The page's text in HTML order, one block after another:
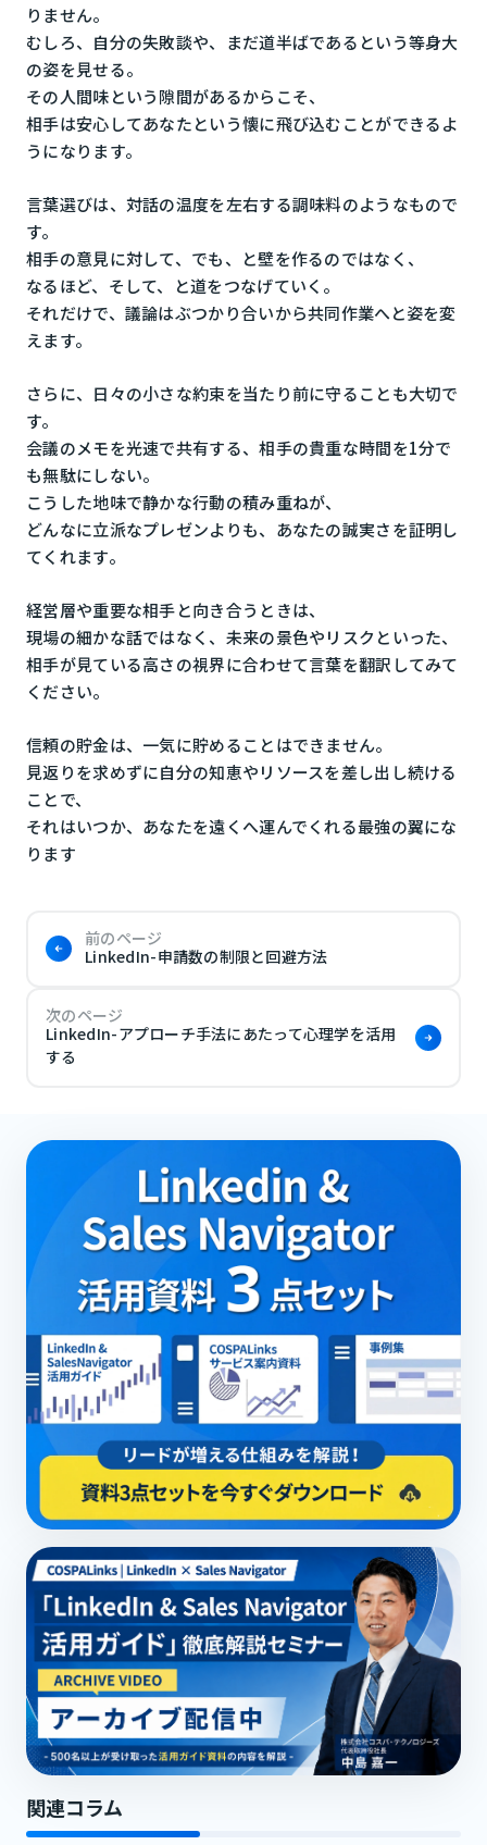
りません。
むしろ、自分の失敗談や、まだ道半ばであるという等身大
の姿を見せる。
その人間味という隙間があるからこそ、
相手は安心してあなたという懐に飛び込むことができるよ
うになります。
言葉選びは、対話の温度を左右する調味料のようなもので
す。
相手の意見に対して、でも、と壁を作るのではなく、
なるほど、そして、と道をつなげていく。
それだけで、議論はぶつかり合いから共同作業へと姿を変
えます。
さらに、日々の小さな約束を当たり前に守ることも大切で
す。
会議のメモを光速で共有する、相手の貴重な時間を1分で
も無駄にしない。
こうした地味で静かな行動の積み重ねが、
どんなに立派なプレゼンよりも、あなたの誠実さを証明し
てくれます。
経営層や重要な相手と向き合うときは、
現場の細かな話ではなく、未来の景色やリスクといった、
相手が見ている高さの視界に合わせて言葉を翻訳してみて
ください。
信頼の貯金は、一気に貯めることはできません。
見返りを求めずに自分の知恵やリソースを差し出し続ける
ことで、
それはいつか、あなたを遠くへ運んでくれる最強の翼にな
ります
前のページ
LinkedIn-申請数の制限と回避方法
次のページ
LinkedIn-アプローチ手法にあたって心理学を活用
する
関連コラム